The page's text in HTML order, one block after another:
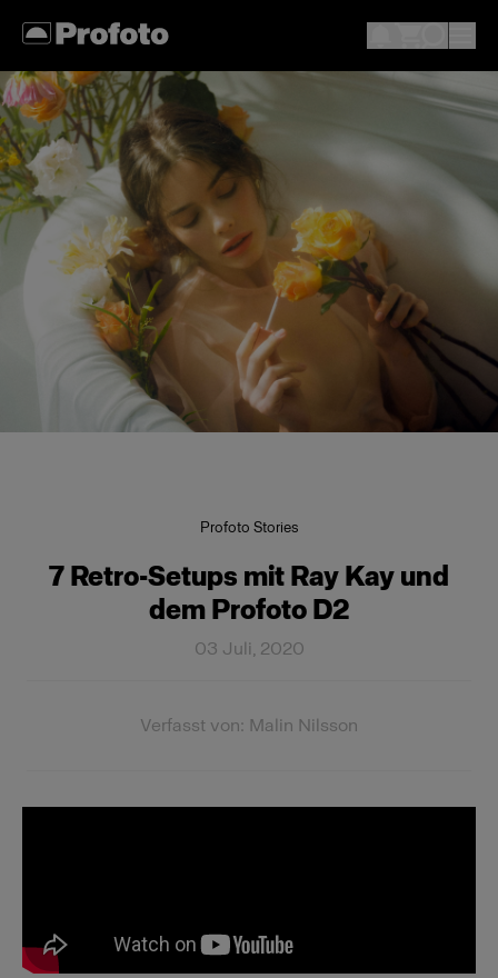
Profoto Stories
7 Retro-Setups mit Ray Kay und
dem Profoto D2
03 Juli, 2020
Verfasst von: Malin Nilsson